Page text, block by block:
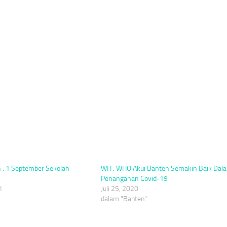
1 September Sekolah
WH : WHO Akui Banten Semakin Baik
Penanganan Covid-19
Juli 25, 2020
dalam "Banten"